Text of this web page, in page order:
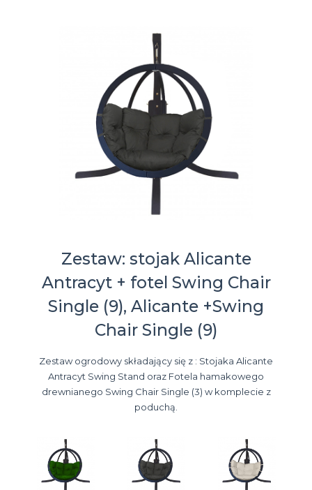
Zestaw: stojak Alicante
Antracyt + fotel Swing Chair
Single (9), Alicante +Swing
Chair Single (9)
Zestaw ogrodowy składający się z : Stojaka Alicante
Antracyt Swing Stand oraz Fotela hamakowego
drewnianego Swing Chair Single (3) w komplecie z
poduchą.